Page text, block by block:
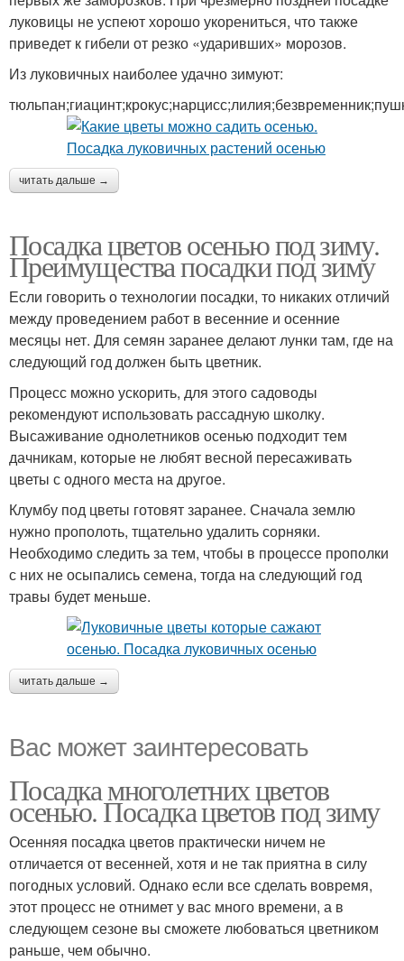
луковицы не успеют хорошо укорениться, что также
приведет к гибели от резко «ударивших» морозов.
Из луковичных наиболее удачно зимуют:
читать дальше →
Посадка цветов осенью под зиму.
Преимущества посадки под зиму
Если говорить о технологии посадки, то никаких отличий
между проведением работ в весенние и осенние
месяцы нет. Для семян заранее делают лунки там, где на
следующий год должен быть цветник.
Процесс можно ускорить, для этого садоводы
рекомендуют использовать рассадную школку.
Высаживание однолетников осенью подходит тем
дачникам, которые не любят весной пересаживать
цветы с одного места на другое.
Клумбу под цветы готовят заранее. Сначала землю
нужно прополоть, тщательно удалить сорняки.
Необходимо следить за тем, чтобы в процессе прополки
с них не осыпались семена, тогда на следующий год
травы будет меньше.
читать дальше →
Вас может заинтересовать
Посадка многолетних цветов
осенью. Посадка цветов под зиму
Осенняя посадка цветов практически ничем не
отличается от весенней, хотя и не так приятна в силу
погодных условий. Однако если все сделать вовремя,
этот процесс не отнимет у вас много времени, а в
следующем сезоне вы сможете любоваться цветником
раньше, чем обычно.